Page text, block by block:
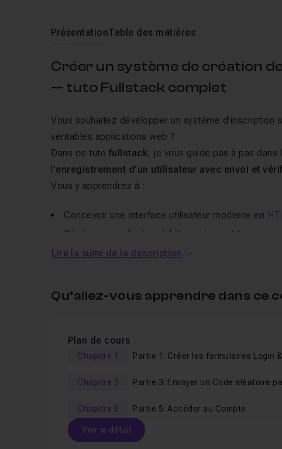
PrésentationTable des matières
Créer un système de création
— tuto Fullstack complet
Vous souhaitez développer un système
véritables applications web ?
Dans ce tuto fullstack, je vous guide pas à pas
’enregistrement d’un utilisateur avec envoi et
Vous y apprendrez à :
Concevoir une interface utilisateur moderne en
Générer un code de validation unique et temporaire
Envoyer ce code par e-mail de manière sécurisée
Mettre en place les bonnes pratiques en matière
Travailler sur uncas concret, directement
Chaque étape est expliquée avec clarté et rigueur,
complet du système, du frontend au backend.
Lire la suite de la description
Qu’allez-vous apprendre dans ce
Plan de cours
Chapitre 1
Partie 1: Créer les formulaires Login &
Chapitre 3
Partie 3: Envoyer un Code aléatoire
Chapitre 5 Partie 5: Accéder au Compte
Voir le détail